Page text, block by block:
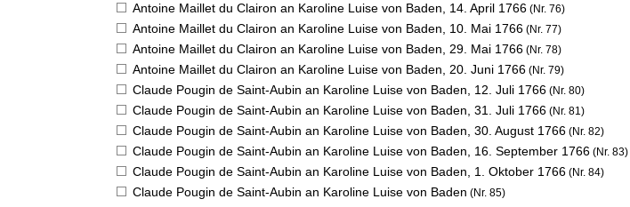
Antoine Maillet du Clairon an Karoline Luise von Baden, 14. April 1766 (Nr. 76)
Antoine Maillet du Clairon an Karoline Luise von Baden, 10. Mai 1766 (Nr. 77)
Antoine Maillet du Clairon an Karoline Luise von Baden, 29. Mai 1766 (Nr. 78)
Antoine Maillet du Clairon an Karoline Luise von Baden, 20. Juni 1766 (Nr. 79)
Claude Pougin de Saint-Aubin an Karoline Luise von Baden, 12. Juli 1766 (Nr. 80)
Claude Pougin de Saint-Aubin an Karoline Luise von Baden, 31. Juli 1766 (Nr. 81)
Claude Pougin de Saint-Aubin an Karoline Luise von Baden, 30. August 1766 (Nr. 82)
Claude Pougin de Saint-Aubin an Karoline Luise von Baden, 16. September 1766 (Nr. 83)
Claude Pougin de Saint-Aubin an Karoline Luise von Baden, 1. Oktober 1766 (Nr. 84)
Claude Pougin de Saint-Aubin an Karoline Luise von Baden (Nr. 85)